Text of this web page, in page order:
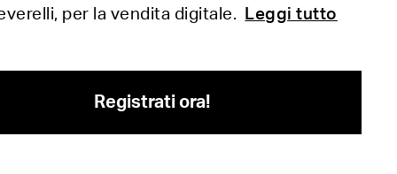
per la vendita digitale.
Leggi tutto
Registrati ora!